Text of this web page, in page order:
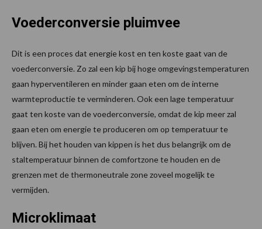
Voederconversie pluimvee
Dit is een proces dat energie kost en ten koste gaat van de
voederconversie. Zo zal een kip bij hoge omgevingstemperaturen
gaan hyperventileren en minder gaan eten om de interne
warmteproductie te verminderen. Ook een lage temperatuur
gaat ten koste van de voederconversie, omdat de kip meer zal
gaan eten om energie te produceren om op temperatuur te
blijven. Bij het houden van kippen is het dus belangrijk om de
staltemperatuur binnen de comfortzone te houden en de
grenzen met de thermoneutrale zone zoveel mogelijk te
vermijden.
Microklimaat